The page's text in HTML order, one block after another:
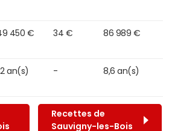
450 € 34 € 86 989 €
an(s) - 8,6 an(s)
Recettes de
Sauvigny-les-Bois